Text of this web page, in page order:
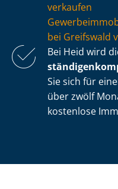
verkaufen
bei Greifswald
Bei Heid wird
Sie sich für
über zwölf
kostenlose